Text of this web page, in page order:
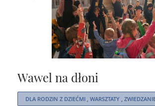
Wawel na dłoni
DLA RODZIN Z DZIEĆMI , WARSZTATY ,